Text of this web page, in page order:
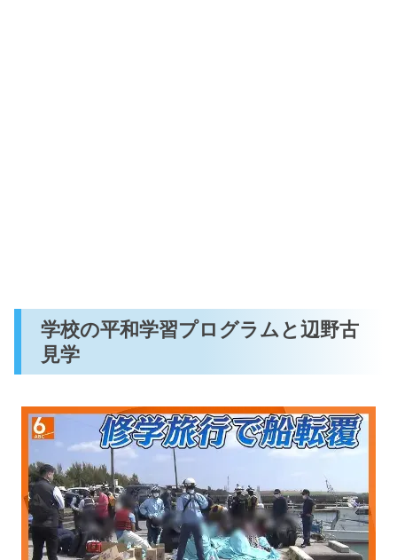
学校の平和学習プログラムと辺野古
見学